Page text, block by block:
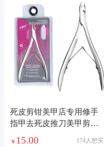
死皮剪钳美甲店专用修手
指甲去死皮推刀美甲剪刀
￥ 15.00 174人想买